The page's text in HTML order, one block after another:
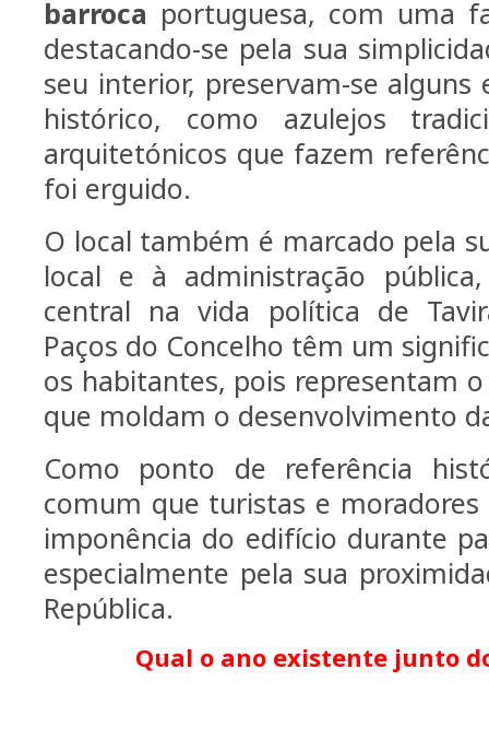
barroca portuguesa, com uma
destacando-se pela sua
seu interior, preservam-se
histórico, como azulejos
arquitetónicos que fazem
foi erguido.
O local também é marcado pela
local e à administração
central na vida política de
Paços do Concelho têm um
os habitantes, pois representam
que moldam o desenvolvimento
Como ponto de referência
comum que turistas e
imponência do edifício durante
especialmente pela sua
República.
Qual o ano existente junto